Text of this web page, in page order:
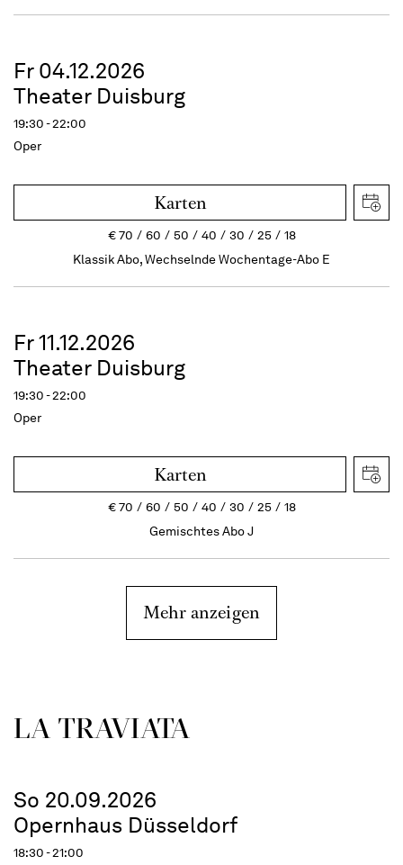
Fr 04.12.2026
Theater Duisburg
19:30 - 22:00
Oper
Karten
€70 60 50 40 30 25
18
Klassik Abo, Wechselnde Wochentage-Abo E
Fr 11.12.2026
Theater Duisburg
19:30 - 22:00
Oper
Karten
€70 60 50 40 30 25
18
Gemischtes Abo J
Mehr anzeigen
LA TRAVI­ATA
So 20.09.2026
Opernhaus Düsseldorf
18:30 - 21:00